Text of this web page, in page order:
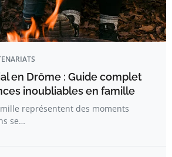
en Drôme : Guide complet
inoubliables en famille
représentent des moments
se…